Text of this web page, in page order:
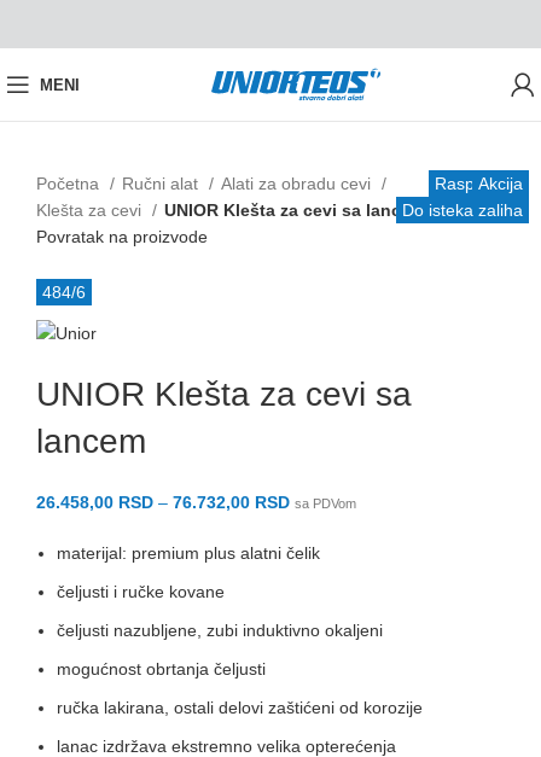
MENI
Početna Ručni alat
Alati za obradu cevi
Klešta za cevi
UNIOR Klešta za cevi sa lancem
Povratak na proizvode
484/6
UNIOR Klešta za cevi sa
lancem
26.458,00 RSD – 76.732,00 RSD sa PDVom
materijal: premium plus alatni čelik
čeljusti i ručke kovane
čeljusti nazubljene, zubi induktivno okaljeni
mogućnost obrtanja čeljusti
ručka lakirana, ostali delovi zaštićeni od korozije
lanac izdržava ekstremno velika opterećenja
Rasprodaja
Do isteka zaliha
Akcija